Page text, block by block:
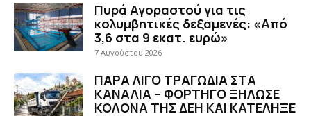
Πυρά Αγοραστού για τις
κολυμβητικές δεξαμενές: «Από
3,6 στα 9 εκατ. ευρώ»
7 Αυγούστου 2026
ΠΑΡΑ ΛΙΓΟ ΤΡΑΓΩΔΙΑ ΣΤΑ
ΚΑΝΑΛΙΑ – ΦΟΡΤΗΓΟ ΞΗΛΩΣΕ
ΚΟΛΟΝΑ ΤΗΣ ΔΕΗ ΚΑΙ ΚΑΤΕΛΗΞΕ